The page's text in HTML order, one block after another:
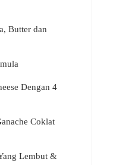
Butter dan
Dengan 4
Coklat
Lembut &